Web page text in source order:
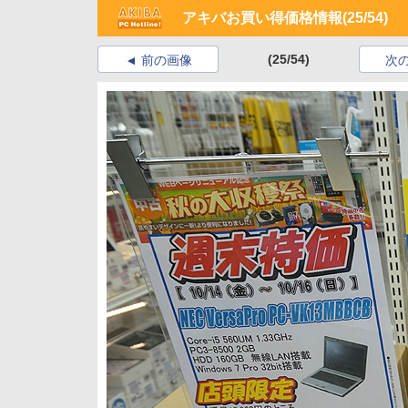
アキバお買い得価格情報(25/54)
前の画像 (25/54) 次